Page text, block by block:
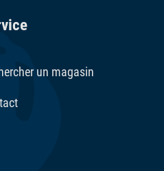
un magasin